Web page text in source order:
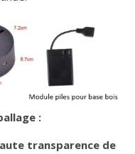
:
transparence de